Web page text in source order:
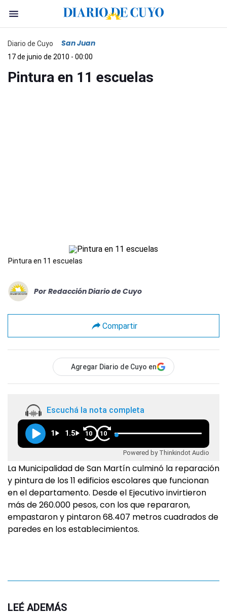
Diario de Cuyo San Juan
17 de junio de 2010 - 00:00
Pintura en 11 escuelas
Pintura en 11 escuelas
Por Redacción Diario de Cuyo
Compartir
Agregar Diario de Cuyo en
Escuchá la nota completa
1 1.5 10 10
Powered by Thinkindot Audio
La Municipalidad de San Martín culminó la reparación
y pintura de los 11 edificios escolares que funcionan
en el departamento. Desde el Ejecutivo invirtieron
más de 260.000 pesos, con los que repararon,
empastaron y pintaron 68.407 metros cuadrados de
paredes en los establecimientos.
LEÉ ADEMÁS